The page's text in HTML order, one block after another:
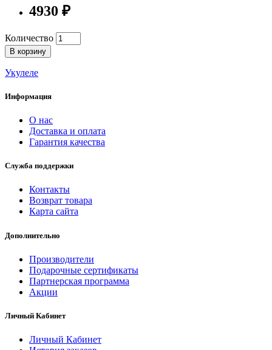
4930 ₽
Количество
В корзину
Укулеле
Информация
О нас
Доставка и оплата
Гарантия качества
Служба поддержки
Контакты
Возврат товара
Карта сайта
Дополнительно
Производители
Подарочные сертификаты
Партнерская программа
Акции
Личный Кабинет
Личный Кабинет